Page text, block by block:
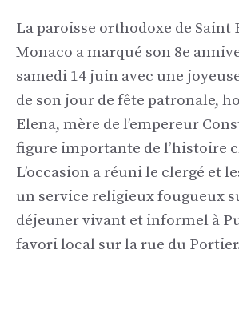
La paroisse orthodoxe de Saint
Monaco a marqué son 8e
samedi 14 juin avec une
de son jour de fête patronale,
Elena, mère de l’empereur
figure importante de l’histoire
L’occasion a réuni le clergé et
un service religieux fougueux
déjeuner vivant et informel à
favori local sur la rue du